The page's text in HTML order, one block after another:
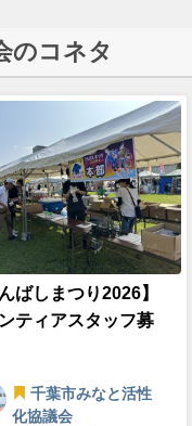
のコネタ
んばしまつり2026】
ティアスタッフ募
千葉市みなと活性
化協議会